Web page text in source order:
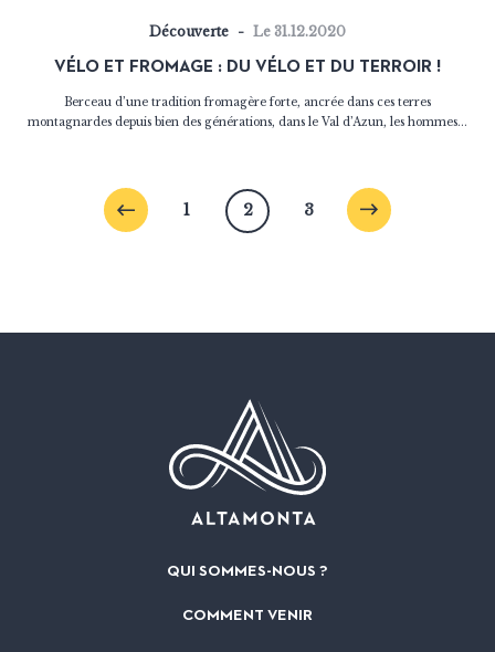
Découverte Le 31.12.2020
VÉLO ET FROMAGE : DU VÉLO ET DU TERROIR !
Berceau d’une tradition fromagère forte, ancrée dans ces terres
montagnardes depuis bien des générations, dans le Val d’Azun, les hommes...
1 2 3
QUI SOMMES-NOUS ?
COMMENT VENIR